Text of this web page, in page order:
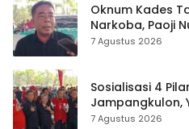
Oknum Kades
Narkoba, Paoji
Calon Kades
7 Agustus 2026
Sosialisasi 4
Jampangkulon,
Pentingnya
7 Agustus 2026